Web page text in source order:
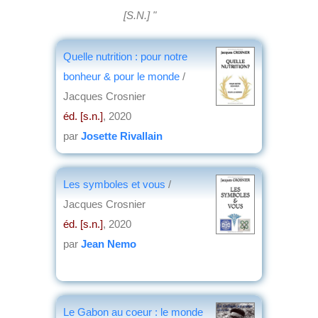
[S.N.] "
Quelle nutrition : pour notre
bonheur & pour le monde /
Jacques Crosnier
éd. [s.n.], 2020
par Josette Rivallain
Les symboles et vous /
Jacques Crosnier
éd. [s.n.], 2020
par Jean Nemo
Le Gabon au coeur : le monde